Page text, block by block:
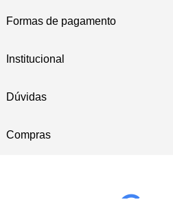
Formas de pagamento
Institucional
Dúvidas
Compras